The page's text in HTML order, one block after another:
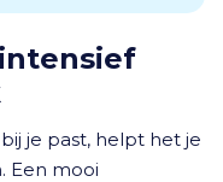
je past, helpt het je
Een mooi